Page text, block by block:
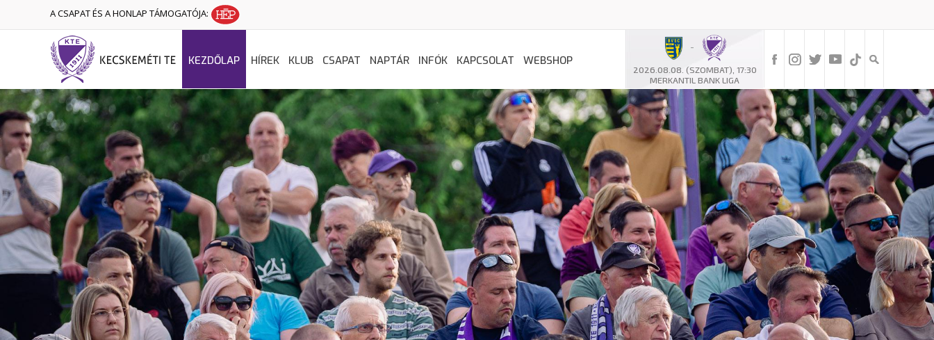
A CSAPAT ÉS A HONLAP TÁMOGATÓJA:
-
2026.08.08. (SZOMBAT), 17:30
MERKANTIL BANK LIGA
KEZDŐLAP HÍREK KLUB CSAPAT NAPTÁR INFÓK KAPCSOLAT WEBSHOP